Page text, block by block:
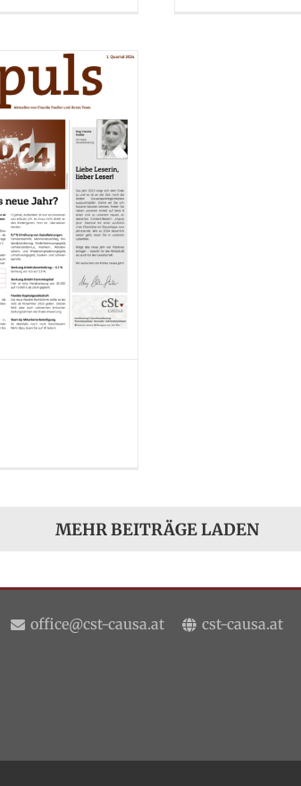
Q1 2024
Impuls
MEHR BEITRÄGE LADEN
office@cst-causa.at cst-causa.at